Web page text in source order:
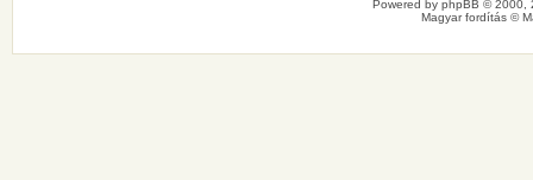
Powered by phpBB © 2000,
Magyar fordítás ©